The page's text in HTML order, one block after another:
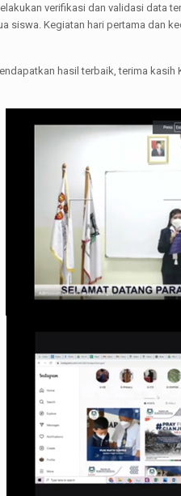
verifikasi dan validasi
siswa. Kegiatan hari pertama dan
hasil terbaik, terima